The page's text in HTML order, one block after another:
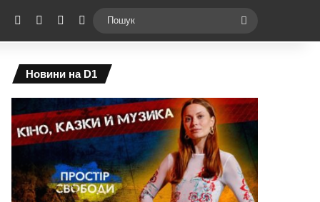
YouTubeInstagramTelegramSwitch skin
Новини на D1